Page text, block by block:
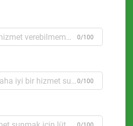
0/100
0/100